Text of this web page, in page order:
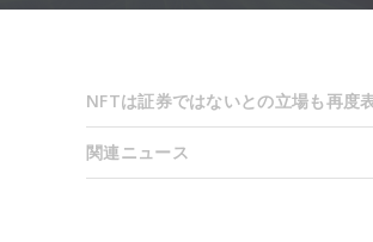
NFTは証券ではないとの立場も再度
関連ニュース